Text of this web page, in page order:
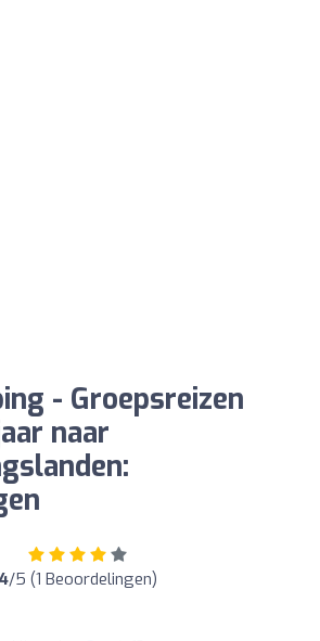
- Groepsreizen
naar
/5 (1 Beoordelingen)